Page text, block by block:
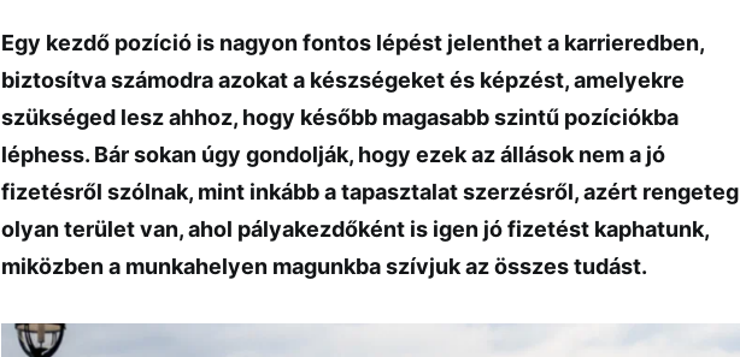
Egy kezdő pozíció is nagyon fontos lépést jelenthet a karrieredben,
biztosítva számodra azokat a készségeket és képzést, amelyekre
szükséged lesz ahhoz, hogy később magasabb szintű pozíciókba
léphess. Bár sokan úgy gondolják, hogy ezek az állások nem a jó
fizetésről szólnak, mint inkább a tapasztalat szerzésről, azért rengeteg
olyan terület van, ahol pályakezdőként is igen jó fizetést kaphatunk,
miközben a munkahelyen magunkba szívjuk az összes tudást.